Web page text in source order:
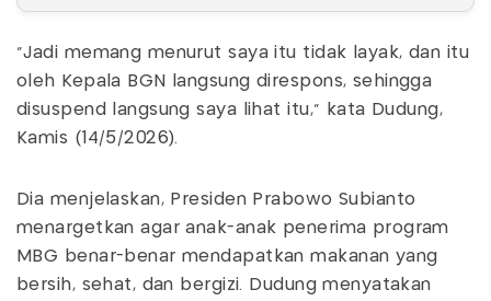
“Jadi memang menurut saya itu tidak layak, dan itu
oleh Kepala BGN langsung direspons, sehingga
disuspend langsung saya lihat itu,” kata Dudung,
Kamis (14/5/2026).
Dia menjelaskan, Presiden Prabowo Subianto
menargetkan agar anak-anak penerima program
MBG benar-benar mendapatkan makanan yang
bersih, sehat, dan bergizi. Dudung menyatakan